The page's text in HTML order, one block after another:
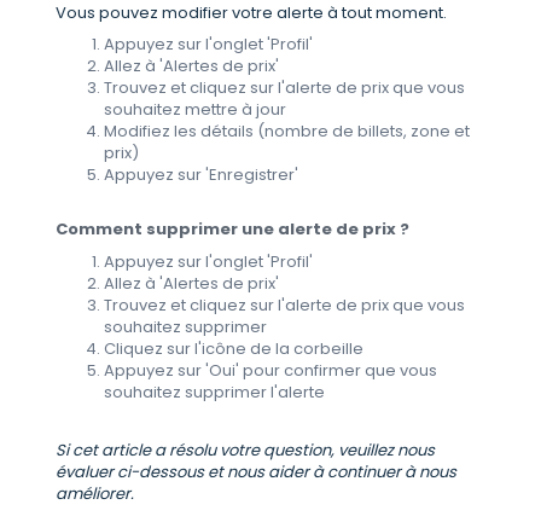
Vous pouvez modifier votre alerte à tout moment.
Appuyez sur l'onglet 'Profil'
Allez à 'Alertes de prix'
Trouvez et cliquez sur l'alerte de prix que vous
souhaitez mettre à jour
Modifiez les détails (nombre de billets, zone et
prix)
Appuyez sur 'Enregistrer'
Comment supprimer une alerte de prix ?
Appuyez sur l'onglet 'Profil'
Allez à 'Alertes de prix'
Trouvez et cliquez sur l'alerte de prix que vous
souhaitez supprimer
Cliquez sur l'icône de la corbeille
Appuyez sur 'Oui' pour confirmer que vous
souhaitez supprimer l'alerte
Si cet article a résolu votre question, veuillez nous
évaluer ci-dessous et nous aider à continuer à nous
améliorer.